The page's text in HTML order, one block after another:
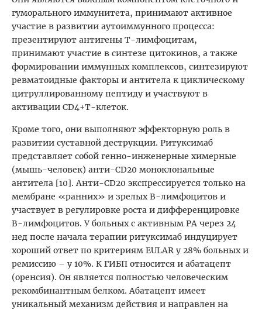
гуморального иммунитета, принимают активное
участие в развитии аутоиммунного процесса:
презентируют антигены Т-лимфоцитам,
принимают участие в синтезе цитокинов, а также
формировании иммунных комплексов, синтезируют
ревматоидные факторы и антитела к циклическому
цитруллированному пептиду и участвуют в
активации CD4+Т-клеток.
Кроме того, они выполняют эффекторную роль в
развитии суставной деструкции. Ритуксимаб
представляет собой генно-инженерные химерные
(мышь-человек) анти-CD20 моноклональные
антитела [10]. Анти-СD20 экспрессируется только на
мембране «ранних» и зрелых В-лимфоцитов и
участвует в регулировке роста и дифференцировке
В-лимфоцитов. У больных с активным РА через 24
нед после начала терапии ритуксимаб индуцирует
хороший ответ по критериям EULAR у 28% больных и
ремиссию – у 10%. К ГИБП относится и абатацепт
(оренсия). Он является полностью человеческим
рекомбинантным белком. Абатацепт имеет
уникальный механизм действия и направлен на